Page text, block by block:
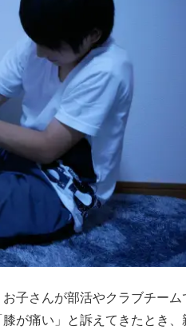
子さんが部活やクラブチーム
が痛い」と訴えてきたとき、